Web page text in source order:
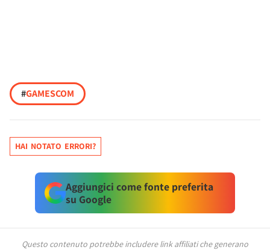
#GAMESCOM
HAI NOTATO ERRORI?
Aggiungici come fonte preferita
su Google
Questo contenuto potrebbe includere link affiliati che generano